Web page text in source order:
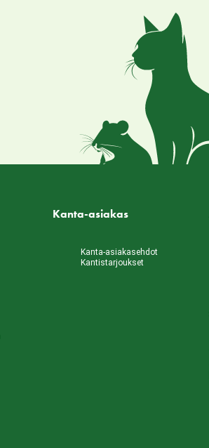
Kanta-asiakas
Kanta-asiakasehdot
Kantistarjoukset